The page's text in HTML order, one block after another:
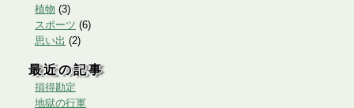
植物 (3)
スポーツ (6)
思い出 (2)
最近の記事
損得勘定
地獄の行軍